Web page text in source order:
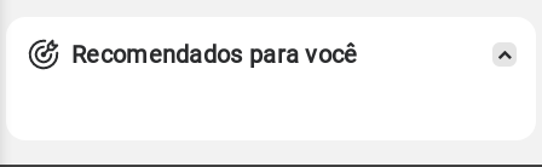
Recomendados para você